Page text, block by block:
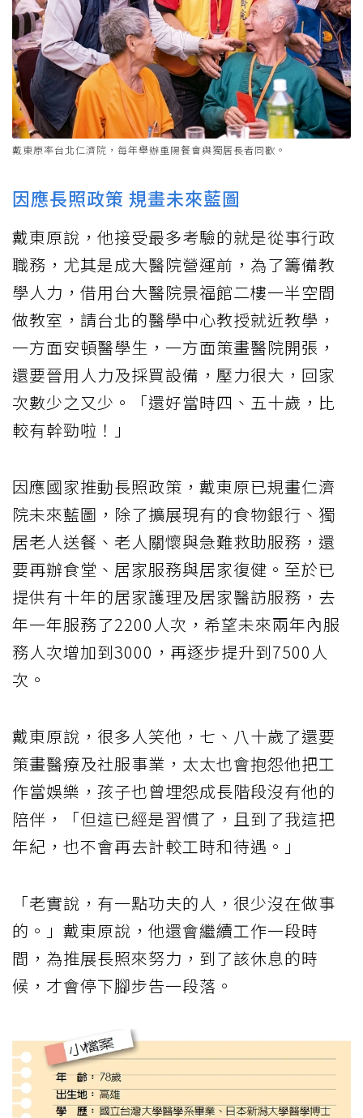
戴東原率台北仁濟院，每年舉辦重陽餐會與獨居長者同歡。
因應長照政策 規畫未來藍圖
戴東原說，他接受最多考驗的就是從事行政
職務，尤其是成大醫院營運前，為了籌備教
學人力，借用台大醫院景福館二樓一半空間
做教室，請台北的醫學中心教授就近教學，
一方面安頓醫學生，一方面策畫醫院開張，
還要晉用人力及採買設備，壓力很大，回家
次數少之又少。「還好當時四、五十歲，比
較有幹勁啦！」
因應國家推動長照政策，戴東原已規畫仁濟
院未來藍圖，除了擴展現有的食物銀行、獨
居老人送餐、老人關懷與急難救助服務，還
要再辦食堂、居家服務與居家復健。至於已
提供有十年的居家護理及居家醫訪服務，去
年一年服務了2200人次，希望未來兩年內服
務人次增加到3000，再逐步提升到7500人
次。
戴東原說，很多人笑他，七、八十歲了還要
策畫醫療及社服事業，太太也會抱怨他把工
作當娛樂，孩子也曾埋怨成長階段沒有他的
陪伴，「但這已經是習慣了，且到了我這把
年紀，也不會再去計較工時和待遇。」
「老實說，有一點功夫的人，很少沒在做事
的。」戴東原說，他還會繼續工作一段時
間，為推展長照來努力，到了該休息的時
候，才會停下腳步告一段落。